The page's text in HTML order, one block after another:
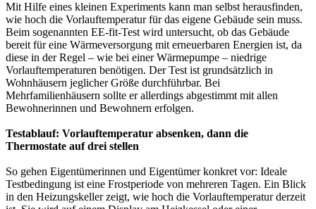
Mit Hilfe eines kleinen Experiments kann man selbst herausfinden,
wie hoch die Vorlauftemperatur für das eigene Gebäude sein muss.
Beim sogenannten EE-fit-Test wird untersucht, ob das Gebäude
bereit für eine Wärmeversorgung mit erneuerbaren Energien ist, da
diese in der Regel – wie bei einer Wärmepumpe – niedrige
Vorlauftemperaturen benötigen. Der Test ist grundsätzlich in
Wohnhäusern jeglicher Größe durchführbar. Bei
Mehrfamilienhäusern sollte er allerdings abgestimmt mit allen
Bewohnerinnen und Bewohnern erfolgen.
Testablauf: Vorlauftemperatur absenken, dann die
Thermostate auf drei stellen
So gehen Eigentümerinnen und Eigentümer konkret vor: Ideale
Testbedingung ist eine Frostperiode von mehreren Tagen. Ein Blick
in den Heizungskeller zeigt, wie hoch die Vorlauftemperatur derzeit